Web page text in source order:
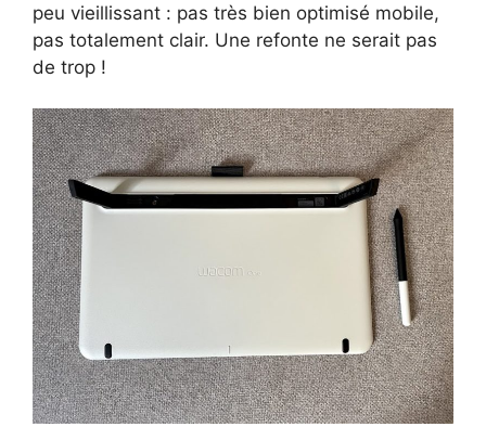
peu vieillissant : pas très bien optimisé mobile,
pas totalement clair. Une refonte ne serait pas
de trop !